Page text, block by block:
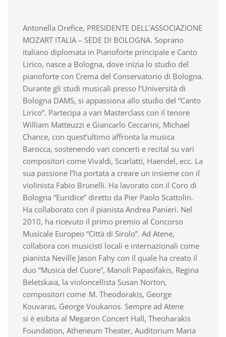
Antonella Orefice, PRESIDENTE DELL’ASSOCIAZIONE
MOZART ITALIA – SEDE DI BOLOGNA. Soprano
italiano diplomata in Pianoforte principale e Canto
Lirico, nasce a Bologna, dove inizia lo studio del
pianoforte con Crema del Conservatorio di Bologna.
Durante gli studi musicali presso l’Università di
Bologna DAMS, si appassiona allo studio del “Canto
Lirico”. Partecipa a vari Masterclass con il tenore
William Matteuzzi e Giancarlo Ceccarini, Michael
Chance, con quest’ultimo affronta la musica
Barocca, sostenendo vari concerti e recital su vari
compositori come Vivaldi, Scarlatti, Haendel, ecc. La
sua passione l’ha portata a creare un insieme con il
violinista Fabio Brunelli. Ha lavorato con il Coro di
Bologna “Euridice” diretto da Pier Paolo Scattolin.
Ha collaborato con il pianista Andrea Panieri. Nel
2010, ha ricevuto il primo premio al Concorso
Musicale Europeo “Città di Sirolo”. Ad Atene,
collabora con musicisti locali e internazionali come
pianista Neville Jason Fahy con il quale ha creato il
duo “Musica del Cuore”, Manoli Papasifakis, Regina
Beletskaia, la violoncellista Susan Norton,
compositori come M. Theodorakis, George
Kouvaras, George Voukanos. Sempre ad Atene
si è esibita al Megaron Concert Hall, Theoharakis
Foundation, Atheneum Theater, Auditorium Maria